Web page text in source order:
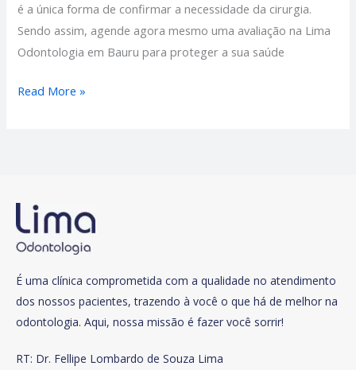
é a única forma de confirmar a necessidade da cirurgia.
Sendo assim, agende agora mesmo uma avaliação na Lima
Odontologia em Bauru para proteger a sua saúde
Read More »
É uma clínica comprometida com a qualidade no atendimento
dos nossos pacientes, trazendo à você o que há de melhor na
odontologia. Aqui, nossa missão é fazer você sorrir!
RT: Dr. Fellipe Lombardo de Souza Lima